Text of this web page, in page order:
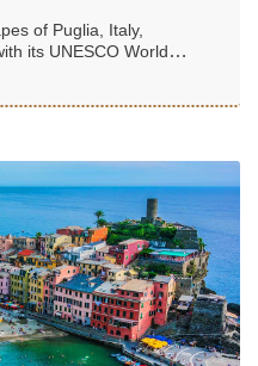
of Puglia, Italy,
its UNESCO World